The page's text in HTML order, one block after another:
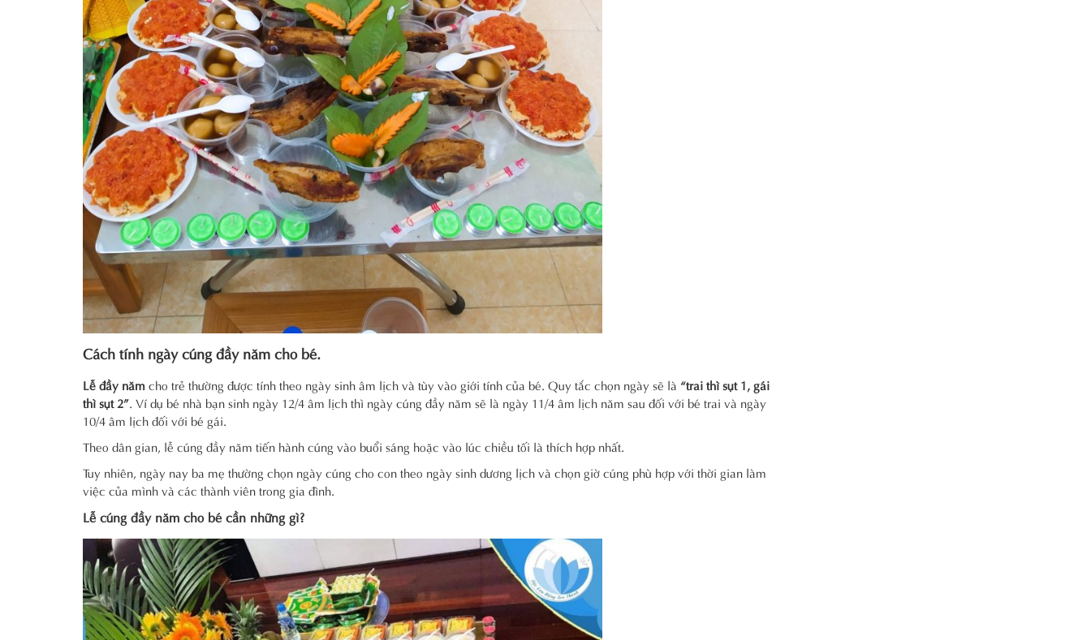
Cách tính ngày cúng đầy năm cho bé.
Lễ đầy năm cho trẻ thường được tính theo ngày sinh âm lịch và tùy vào giới tính của bé. Quy tắc chọn ngày sẽ là “trai thì sụt 1, gái
thì sụt 2”. Ví dụ bé nhà bạn sinh ngày 12/4 âm lịch thì ngày cúng đầy năm sẽ là ngày 11/4 âm lịch năm sau đối với bé trai và ngày
10/4 âm lịch đối với bé gái.
Theo dân gian, lễ cúng đầy năm tiến hành cúng vào buổi sáng hoặc vào lúc chiều tối là thích hợp nhất.
Tuy nhiên, ngày nay ba mẹ thường chọn ngày cúng cho con theo ngày sinh dương lịch và chọn giờ cúng phù hợp với thời gian làm
việc của mình và các thành viên trong gia đình.
Lễ cúng đầy năm cho bé cần những gì?